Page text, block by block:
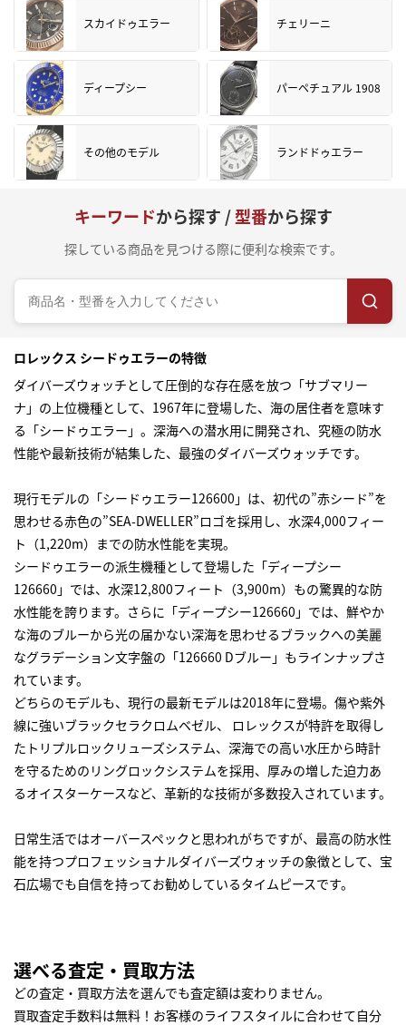
スカイドゥエラー チェリーニ
ディープシー パーペチュアル 1908
その他のモデル ランドドゥエラー
キーワードから探す /型番から探す
探している商品を見つける際に便利な検索です。
ロレックス シードゥエラーの特徴
ダイバーズウォッチとして圧倒的な存在感を放つ「サブマリー
ナ」の上位機種として、1967年に登場した、海の居住者を意味す
る「シードゥエラー」。深海への潜水用に開発され、究極の防水
性能や最新技術が結集した、最強のダイバーズウォッチです。
現行モデルの「シードゥエラー126600」は、初代の”赤シード”を
思わせる赤色の”SEA-DWELLER”ロゴを採用し、水深4,000フィー
ト（1,220m）までの防水性能を実現。
シードゥエラーの派生機種として登場した「ディープシー
126660」では、水深12,800フィート（3,900m）もの驚異的な防
水性能を誇ります。さらに「ディープシー126660」では、鮮やか
な海のブルーから光の届かない深海を思わせるブラックへの美麗
なグラデーション文字盤の「126660 Dブルー」もラインナップさ
れています。
どちらのモデルも、現行の最新モデルは2018年に登場。傷や紫外
線に強いブラックセラクロムベゼル、 ロレックスが特許を取得し
たトリプルロックリューズシステム、深海での高い水圧から時計
を守るためのリングロックシステムを採用、厚みの増した迫力あ
るオイスターケースなど、革新的な技術が多数投入されています。
日常生活ではオーバースペックと思われがちですが、最高の防水性
能を持つプロフェッショナルダイバーズウォッチの象徴として、宝
石広場でも自信を持ってお勧めしているタイムピースです。
選べる査定・買取方法
どの査定・買取方法を選んでも査定額は変わりません。
買取査定手数料は無料！お客様のライフスタイルに合わせて自分